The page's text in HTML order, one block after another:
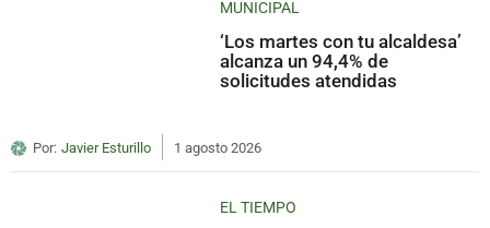
MUNICIPAL
‘Los martes con tu alcaldesa’
alcanza un 94,4% de
solicitudes atendidas
Por: Javier Esturillo 1 agosto 2026
EL TIEMPO